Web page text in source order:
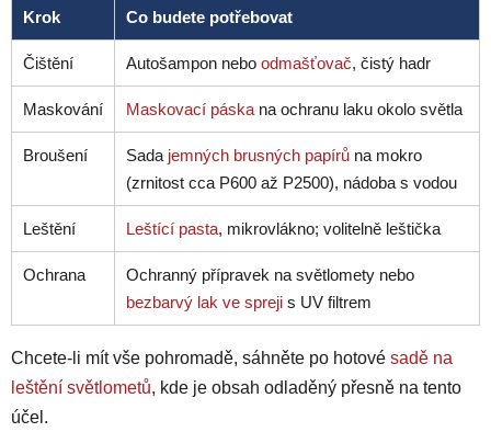
Krok Co budete potřebovat
Čištění Autošampon nebo odmašťovač, čistý hadr
Maskování Maskovací páska na ochranu laku okolo světla
Broušení Sada jemných brusných papírů na mokro
(zrnitost cca P600 až P2500), nádoba s vodou
Leštění Leštící pasta, mikrovlákno; volitelně leštička
Ochrana
Ochranný přípravek na světlomety nebo
bezbarvý lak ve spreji s UV filtrem
Chcete-li mít vše pohromadě, sáhněte po hotové sadě na
leštění světlometů, kde je obsah odladěný přesně na tento
účel.